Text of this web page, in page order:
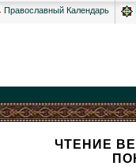
Православный Календарь
ЧТЕНИЕ